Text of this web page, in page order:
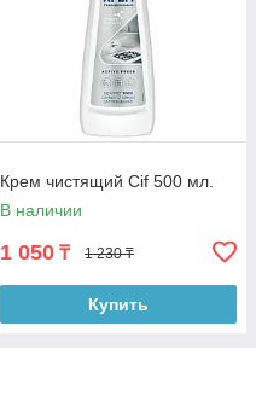
Крем чистящий Cif 500 мл.
В наличии
1 050 ₸ 1 230 ₸
Купить